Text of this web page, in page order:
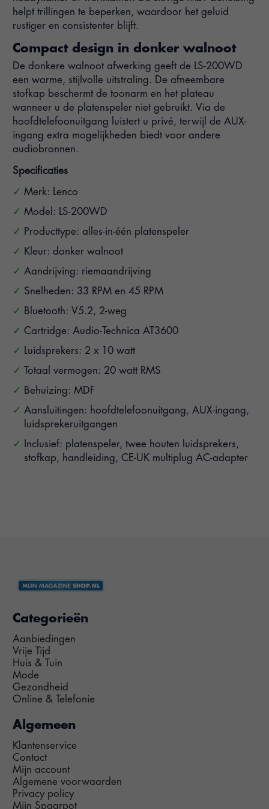
helpt trillingen te beperken, waardoor het geluid
rustiger en consistenter blijft.
Compact design in donker walnoot
De donkere walnoot afwerking geeft de LS-200WD
een warme, stijlvolle uitstraling. De afneembare
stofkap beschermt de toonarm en het plateau
wanneer u de platenspeler niet gebruikt. Via de
hoofdtelefoonuitgang luistert u privé, terwijl de AUX-
ingang extra mogelijkheden biedt voor andere
audiobronnen.
Specificaties
Merk: Lenco
Model: LS-200WD
Producttype: alles-in-één platenspeler
Kleur: donker walnoot
Aandrijving: riemaandrijving
Snelheden: 33 RPM en 45 RPM
Bluetooth: V5.2, 2-weg
Cartridge: Audio-Technica AT3600
Luidsprekers: 2 x 10 watt
Totaal vermogen: 20 watt RMS
Behuizing: MDF
Aansluitingen: hoofdtelefoonuitgang, AUX-ingang,
luidsprekeruitgangen
Inclusief: platenspeler, twee houten luidsprekers,
stofkap, handleiding, CE-UK multiplug AC-adapter
Categorieën
Aanbiedingen
Vrije Tijd
Huis & Tuin
Mode
Gezondheid
Online & Telefonie
Algemeen
Klantenservice
Contact
Mijn account
Algemene voorwaarden
Privacy policy
Mijn Spaarpot